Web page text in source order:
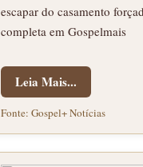
escapar do casamento
completa em Gospelmais
Leia Mais...
Fonte: Gospel+ Notícias